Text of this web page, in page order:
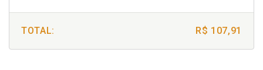
TOTAL: R$ 107,91